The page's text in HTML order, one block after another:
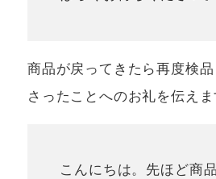
商品が戻ってきたら再度検
さったことへのお礼を伝えま
こんにちは。先ほど商